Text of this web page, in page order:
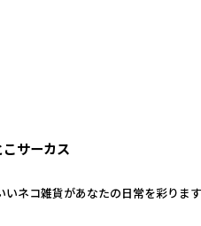
こサーカス
いネコ雑貨があなたの日常を彩ります